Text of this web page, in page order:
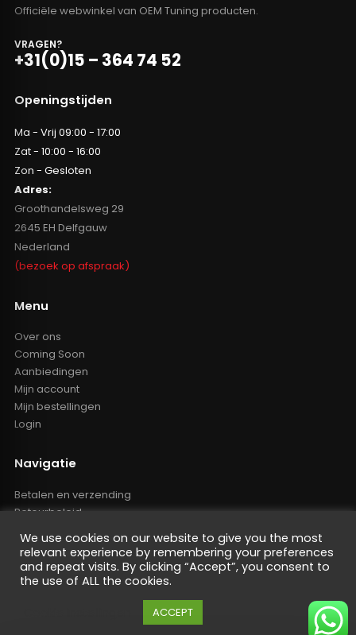
Officiële webwinkel van OEM Tuning producten.
VRAGEN?
+31(0)15 – 364 74 52
Openingstijden
Ma - Vrij 09:00 - 17:00
Zat - 10:00 - 16:00
Zon - Gesloten
Adres:
Groothandelsweg 29
2645 EH Delfgauw
Nederland
(bezoek op afspraak)
Menu
Over ons
Coming Soon
Aanbiedingen
Mijn account
Mijn bestellingen
Login
Navigatie
Betalen en verzending
Retourbeleid
Algemene voorwaarden
Resellers inlog
Reseller worden
We use cookies on our website to give you the most
relevant experience by remembering your preferences
and repeat visits. By clicking “Accept”, you consent to
the use of ALL the cookies.
ACCEPT